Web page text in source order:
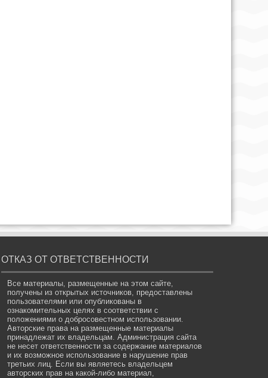
ОТКАЗ ОТ ОТВЕТСТВЕННОСТИ
Все материалы, размещенные на этом сайте,
получены из открытых источников, предоставлены
пользователями или опубликованы в
ознакомительных целях в соответствии с
положениями о добросовестном использовании.
Авторские права на размещенные материалы
принадлежат их владельцам. Администрация сайта
не несет ответственности за содержание материалов
и их возможное использование в нарушение прав
третьих лиц. Если вы являетесь владельцем
авторских прав на какой-либо материал,